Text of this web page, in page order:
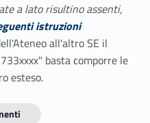
a lato risultino assenti,
istruzioni
all'altro SE il
basta comporre le
esteso.